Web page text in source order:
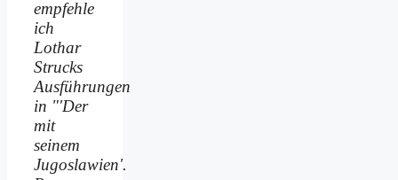
empfehle
ich
Lothar
Strucks
Ausführungen
in "'Der
mit
seinem
Jugoslawien'.